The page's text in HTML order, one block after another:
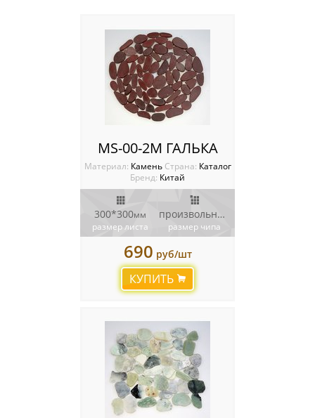
MS-00-2M ГАЛЬКА
Материал: Камень Cтрана: Каталог
Бренд: Китай
300*300мм
размер листа
произвольный
размер чипа
690 руб/шт
КУПИТЬ